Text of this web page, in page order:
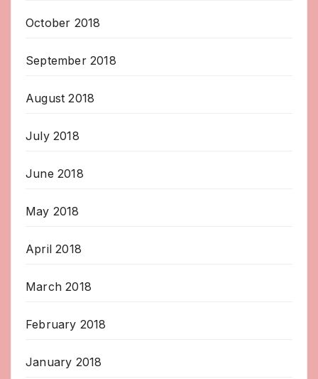
October 2018
September 2018
August 2018
July 2018
June 2018
May 2018
April 2018
March 2018
February 2018
January 2018